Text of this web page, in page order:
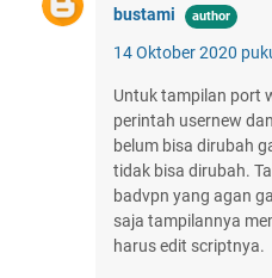
bustami
14 Oktober 2020
Untuk tampilan port
perintah usernew
belum bisa dirubah
tidak bisa dirubah.
badvpn yang agan
saja tampilannya
harus edit scriptnya.